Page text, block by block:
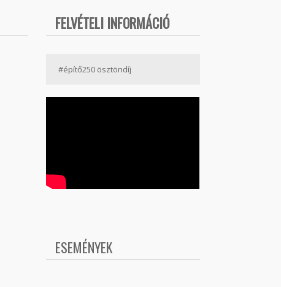
FELVÉTELI INFORMÁCIÓ
#építő250 ösztöndíj
ESEMÉNYEK